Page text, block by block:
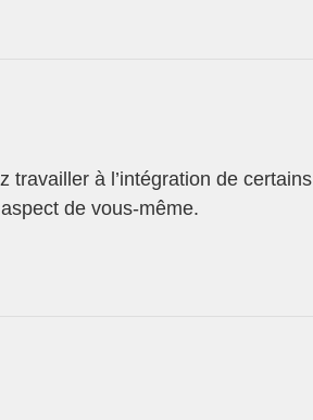
travailler à l’intégration de certains
de vous-même.